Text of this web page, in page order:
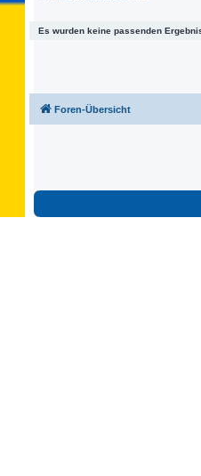
Es wurden keine passenden
Foren-Übersicht